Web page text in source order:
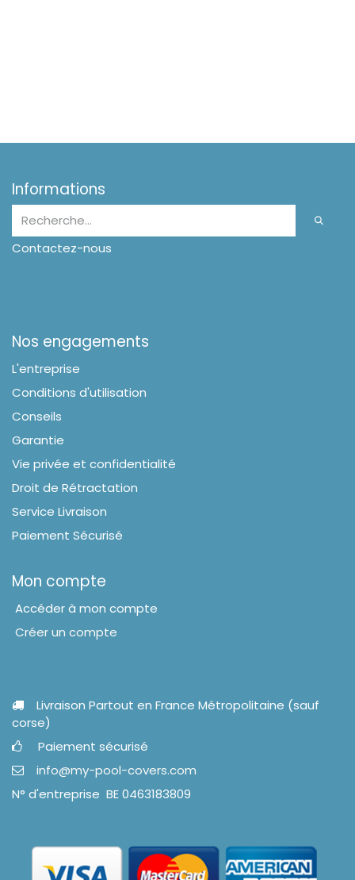
Informations
Contactez-nous
Nos engagements
L'entreprise
Conditions d'utilisation
Conseils
Garantie
Vie privée et confidentialité
Droit de Rétractation
Service Livraison
Paiement Sécurisé
Mon compte
Accéder à mon compte
Créer un compte
Livraison Partout en France Métropolitaine (sauf
corse)
Paiement sécurisé
info@my-pool-covers.com
N° d'entreprise BE 0463183809